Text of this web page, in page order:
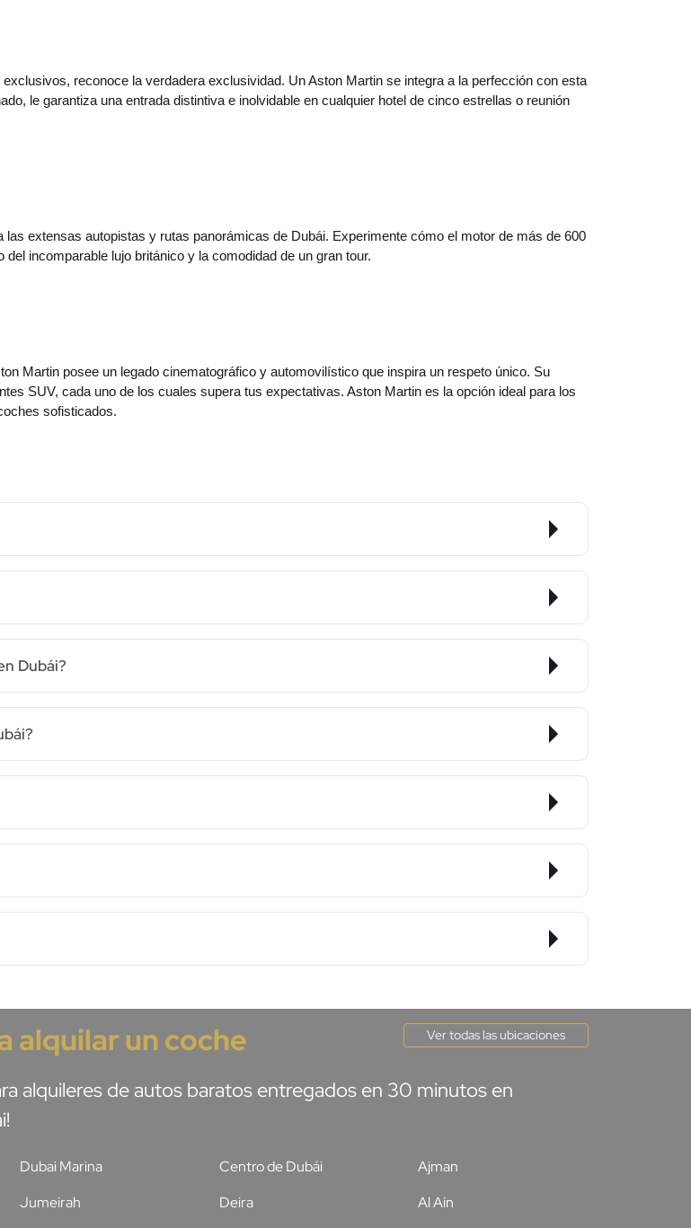
reconoce la verdadera exclusividad. Un Aston Martin se integra a la perfección con esta
le garantiza una entrada distintiva e inolvidable en cualquier hotel de cinco estrellas o reunión
extensas autopistas y rutas panorámicas de Dubái. Experimente cómo el motor de más de 600
incomparable lujo británico y la comodidad de un gran tour.
Martin posee un legado cinematográfico y automovilístico que inspira un respeto único. Su
SUV, cada uno de los cuales supera tus expectativas. Aston Martin es la opción ideal para los
sofisticados.
Dubái?
alquilar un coche Ver todas las ubicaciones
alquileres de autos baratos entregados en 30 minutos en
Dubai Marina
Jumeirah
Centro de Dubái
Deira
Ajman
Al Ain